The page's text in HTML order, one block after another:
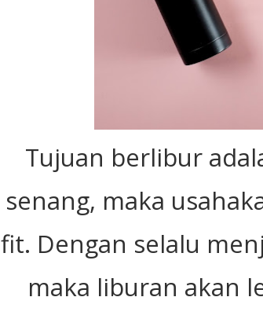
Tujuan berlibur
senang, maka
fit. Dengan selalu
maka liburan akan